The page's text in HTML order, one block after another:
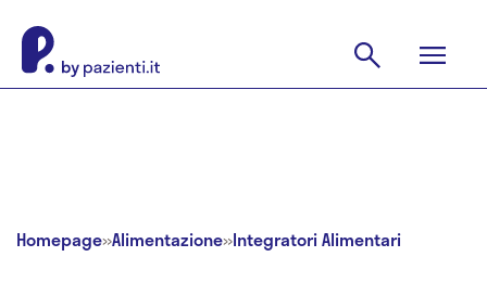
Homepage»Alimentazione»Integratori Alimentari